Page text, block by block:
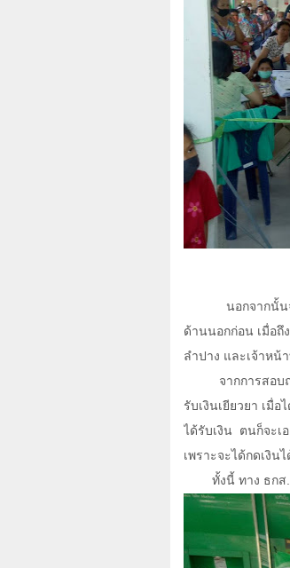
นอกจากนั้น
ด้านนอกก่อน เมื่อถึ
ลำปาง และเจ้าหน้
จากการสอบ
รับเงินเยียวยา เมื่
ได้รับเงิน
ตนก็จะเ
เพราะจะได้กดเงิน
ทั้งนี้ ทาง ธกส.จ